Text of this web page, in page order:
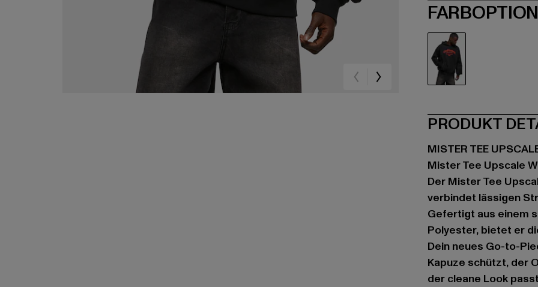
PRODUKT
MISTER TEE
Mister Tee Upscale
Der Mister Tee
verbindet lässigen
Gefertigt aus einem
Polyester, bietet er
Dein neues Go-to-
Kapuze schützt, der
der cleane Look